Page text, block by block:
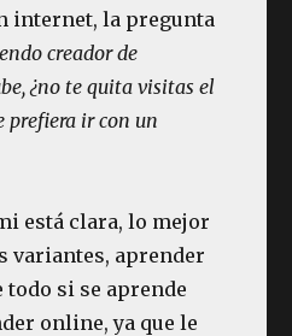
internet, la pregunta
creador de
¿no te quita visitas el
prefiera ir con un
está clara, lo mejor
variantes, aprender
si se aprende
online, ya que le